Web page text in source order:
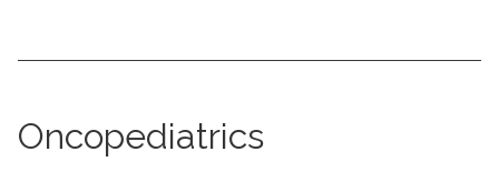
Oncopediatrics